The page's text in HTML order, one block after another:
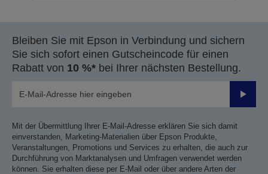
Bleiben Sie mit Epson in Verbindung und sichern
Sie sich sofort einen Gutscheincode für einen
Rabatt von 10 %* bei Ihrer nächsten Bestellung.
Mit der Übermittlung Ihrer E-Mail-Adresse erklären Sie sich damit
einverstanden, Marketing-Materialien über Epson Produkte,
Veranstaltungen, Promotions und Services zu erhalten, die auch zur
Durchführung von Marktanalysen und Umfragen verwendet werden
können. Sie erhalten diese per E-Mail oder über andere Arten der